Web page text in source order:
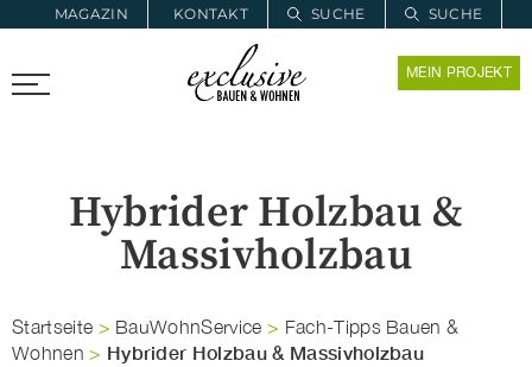
MAGAZIN KONTAKT SUCHE
SUCHE
PROARCHITEC PROINSTALL MEIN PROJEKT
Hybrider Holzbau &
Massivholzbau
Startseite > BauWohnService > Fach-Tipps Bauen &
Wohnen > Hybrider Holzbau & Massivholzbau